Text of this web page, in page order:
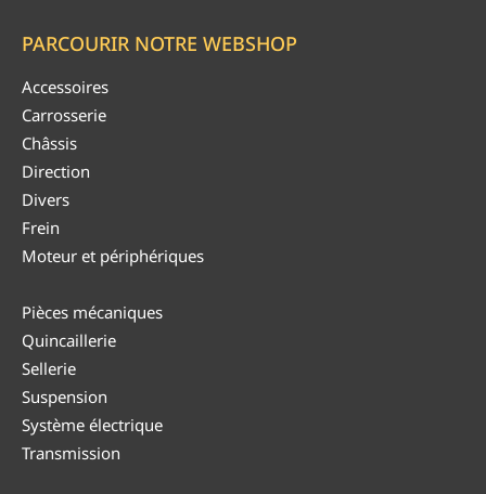
PARCOURIR NOTRE WEBSHOP
Accessoires
Carrosserie
Châssis
Direction
Divers
Frein
Moteur et périphériques
Pièces mécaniques
Quincaillerie
Sellerie
Suspension
Système électrique
Transmission